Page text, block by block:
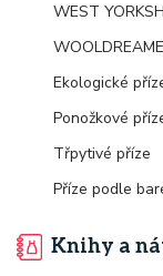
WEST
Ekologické
Ponožkové
Třpytivé příze
Příze podle
Knihy a